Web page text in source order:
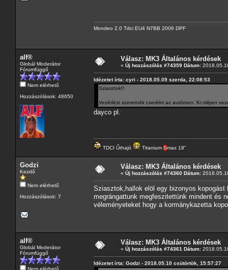
Mondeo 2.0 Tdci EU4 N7BB 2006 DPF
alf®
Globál Moderátor
Fórumfüggő
Nem elérhető
Hozzászólások: 48650
Válasz: MK3 Általános kérdések
« Új hozzászólás #74359 Dátum:
Idézetet írta: cyri - 2018.05.09 szerda, 22:08:53
Sziasztok!!
Vezérlést szeretnék cserélni az autómon. Ki milyen
dayco pl.
TDCI Űrhajó Titanium Smax 18"
Godzi
Kezdő
Nem elérhető
Hozzászólások: 7
Válasz: MK3 Általános kérdések
« Új hozzászólás #74360 Dátum:
Sziasztok,hallok elöl egy bizonyos
megrángattunk megfeszitettünk mindent és
véleményeteket hogy a kormánykazetta
alf®
Globál Moderátor
Fórumfüggő
Nem elérhető
Válasz: MK3 Általános kérdések
« Új hozzászólás #74361 Dátum:
Idézetet írta: Godzi - 2018.05.10 csütörtök, 15:57:27